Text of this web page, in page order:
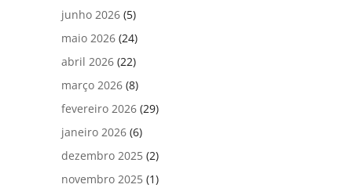
junho 2026 (5)
maio 2026 (24)
abril 2026 (22)
março 2026 (8)
fevereiro 2026 (29)
janeiro 2026 (6)
dezembro 2025 (2)
novembro 2025 (1)